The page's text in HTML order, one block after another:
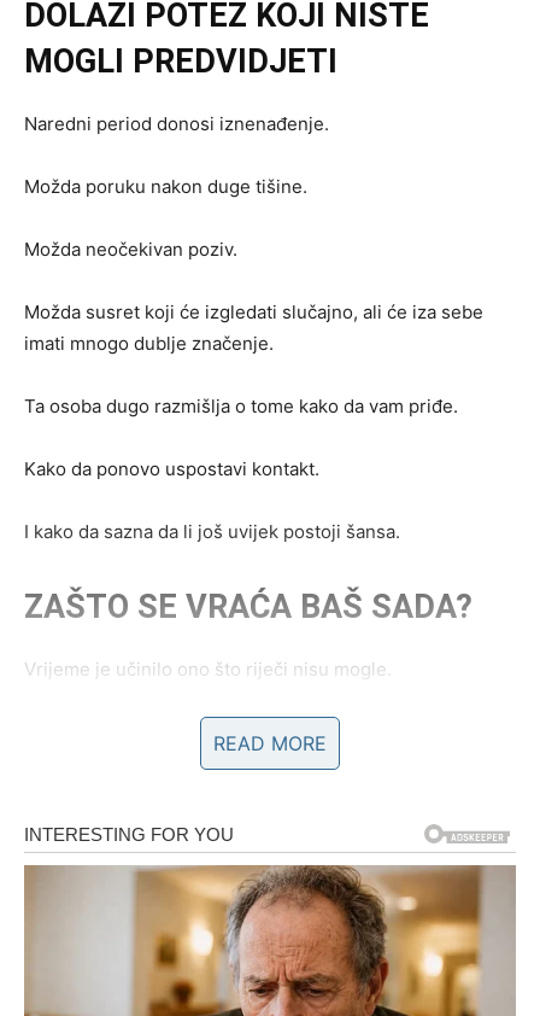
DOLAZI POTEZ KOJI NISTE
MOGLI PREDVIDJETI
Naredni period donosi iznenađenje.
Možda poruku nakon duge tišine.
Možda neočekivan poziv.
Možda susret koji će izgledati slučajno, ali će iza sebe
imati mnogo dublje značenje.
Ta osoba dugo razmišlja o tome kako da vam priđe.
Kako da ponovo uspostavi kontakt.
I kako da sazna da li još uvijek postoji šansa.
ZAŠTO SE VRAĆA BAŠ SADA?
Vrijeme je učinilo ono što riječi nisu mogle.
Pokazalo je toj osobi koliko ste bili posebni.
život.
Mnogi ljudi dolaze i odlaze, ali neke osobe ostavljaju trag
koji se ne briše lako.
Vi ste upravo takva osoba.
READ MORE